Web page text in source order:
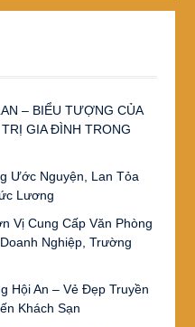
– BIỂU TƯỢNG CỦA
GIA ĐÌNH TRONG
Ước Nguyện, Lan Tỏa
Lương
Vị Cung Cấp Văn Phòng
Nghiệp, Trường
Hội An – Vẻ Đẹp Truyền
Khách Sạn